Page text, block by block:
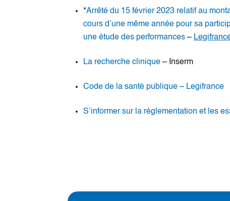
*Arrêté du 15 février 2023 relatif au
cours d’une même année pour sa
une étude des performances –
La recherche clinique – Inserm
Code de la santé publique – Legifrance
S’informer sur la réglementation et les